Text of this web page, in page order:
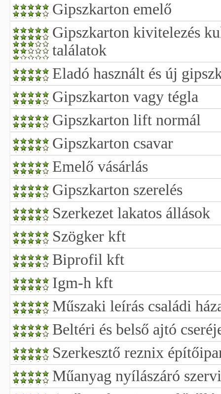
Gipszkarton emelő
Gipszkarton kivitelezés
találatok
Eladó használt és új
Gipszkarton vagy tégla
Gipszkarton lift normál
Gipszkarton csavar
Emelő vásárlás
Gipszkarton szerelés
Szerkezet lakatos állások
Szögker kft
Biprofil kft
Igm-h kft
Műszaki leírás családi
Beltéri és belső ajtó
Szerkesztő reznix
Műanyag nyílászáró